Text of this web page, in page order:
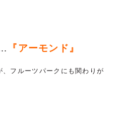
『アーモンド』
フルーツパークにも関わりが